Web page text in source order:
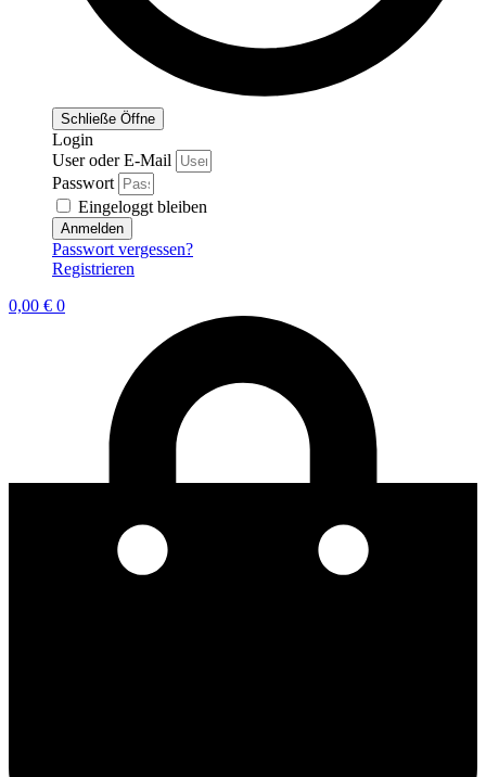
Schließe Öffne
Login
User oder E-Mail
Passwort
Eingeloggt bleiben
Anmelden
Passwort vergessen?
Registrieren
0,00 € 0